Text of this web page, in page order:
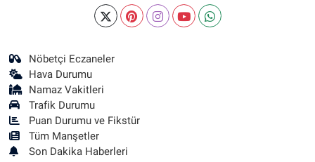
Nöbetçi Eczaneler
Hava Durumu
Namaz Vakitleri
Trafik Durumu
Puan Durumu ve Fikstür
Tüm Manşetler
Son Dakika Haberleri